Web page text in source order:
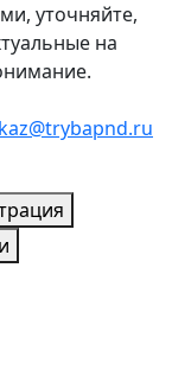
уточняйте,
на